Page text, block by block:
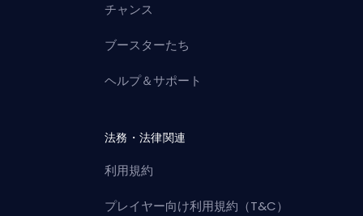
チャンス
ブースターたち
ヘルプ＆サポート
法務・法律関連
利用規約
プレイヤー向け利用規約（T&C）